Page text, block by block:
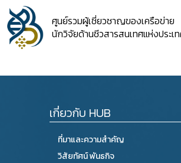
ศูนย์รวมผู้เชี่ยวชาญของเครือข่าย
นักวิจัยด้านชีวสารสนเทศแห่งประเ
เกี่ยวกับ HUB
ที่มาและความสำคัญ
วิสัยทัศน์ พันธกิจ